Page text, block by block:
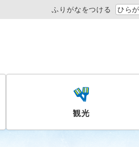
ふりがなをつける ひら
観光